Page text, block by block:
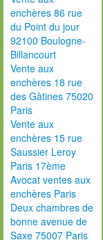
enchères 86 rue
du Point du jour
92100 Boulogne-
Billancourt
Vente aux
enchères 18 rue
des Gâtines 75020
Paris
Vente aux
enchères 15 rue
Saussier Leroy
Paris 17ème
Avocat ventes aux
enchères Paris
Deux chambres de
bonne avenue de
Saxe 75007 Paris